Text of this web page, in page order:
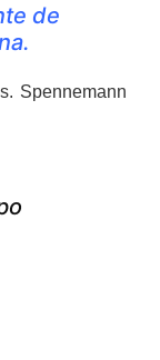
de
Spennemann